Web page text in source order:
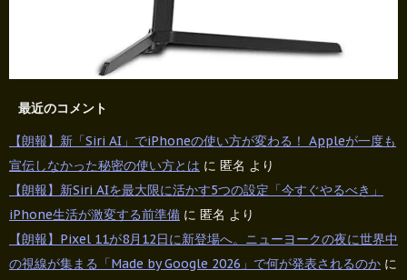
最近のコメント
【朗報】新「Siri AI」でiPhoneの使い方が変わる！ Appleが一度も
宣伝しなかった秘密の使い方とは に 匿名 より
【朗報】新Siri AIを最大限に活かす5つの設定「今すぐやるべき」
iPhone生活が激変する前準備 に 匿名 より
【朗報】Pixel 11が8月12日に新登場へ。ニューヨークの夜に世界中
の視線が集まる「Made by Google 2026」で何が発表されるのか に